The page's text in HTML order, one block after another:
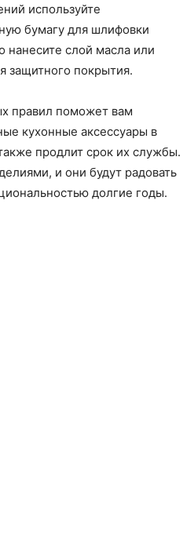
используйте
бумагу для шлифовки
нанесите слой масла или
защитного покрытия.
правил поможет вам
кухонные аксессуары в
продлит срок их службы.
и они будут радовать
долгие годы.